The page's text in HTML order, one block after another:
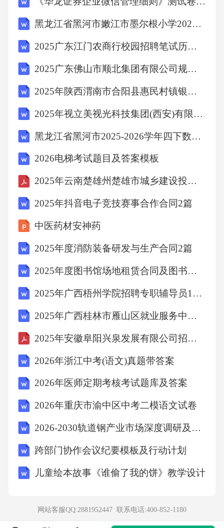
以“我国义务服兵役的期限为
四年”的说法不符合法律规定。
B项正确，根据《中华人民共和国兵役法》第十
九条第一款规定：“全国每年征集服现役的士兵
的人数、次数、时间和要求，
“全国每年征集服现役的士兵的要求，由国务院
和中央军事委员会的命令规
C项错误，根据《中华人民共和国兵役法》第二
十三条规定：“应征公民是维持家庭生活唯一劳
公民是维持家庭生活唯一劳动力的可以缓征，
而不是不征兵役。
D项错误，根据《中华人民共和国兵役法》第二
条规定：“保卫祖国、抵抗侵略是中华人民共和
国每一个公民的神圣职责。”所
以无论成年与否都有保卫祖国、抵抗侵略的职
责。
故正确答案为B。
3、下列关于2022年未来科学大奖的说法，有误
黑龙江省黑河市嫩江市墨尔根小学2025届数学四下期末质量检测模拟试题含解析
2025广东江门农商行校园招聘笔试历年典型考题及考点剖析附带答案详解
2025广东佛山市顺北集团有限公司规划岗招聘1人笔试历年备考题库附带答案详解
2025年陕西渭南市合阳县惠民村镇银行招聘（8人）笔试历年典型考题及考点剖析附带答案详解
2025年视立美视光科技集团(西安)有限公司招聘笔试历年难易错考点试卷带答案解析
黑龙江省黑河市2025-2026学年四下数学期中达标检测试题（含答案解析）
2026电梯考试题目及答案模板
2025年云南楚雄州楚雄市城乡建设投资集团有限公司招聘笔试参考题库附带答案详解
2025年抖音电子竞技赛事合作合同2篇
中医药材安神药
2025年度消防装备研发与生产合同2篇
2025年度图书馆场地租赁合同及图书安全保障与读者服务协议3篇
2025年广西梧州学院招聘专职辅导员11人历年高频重点提升（共500题）附带答案详解
2025年广西桂林市雁山区就业服务中心招聘高频重点提升（共500题）附带答案详解
2025年安徽阜阳兴泉发展有限公司招聘笔试参考题库含答案解析
2026年浙江中考(语文)真题带答案
2026年医师定期考核考试题库及答案
2026年重庆市渝中区中考二模语文试卷
2026-2030轨道钢产业市场深度调研及发展趋势与投资前景研究报告
跨部门协作会议纪要模板及行动计划
儿童绘本故事《谁偷了我的饼》教学设计
网站客服QQ:2881952447 联系电话:400-852-1180